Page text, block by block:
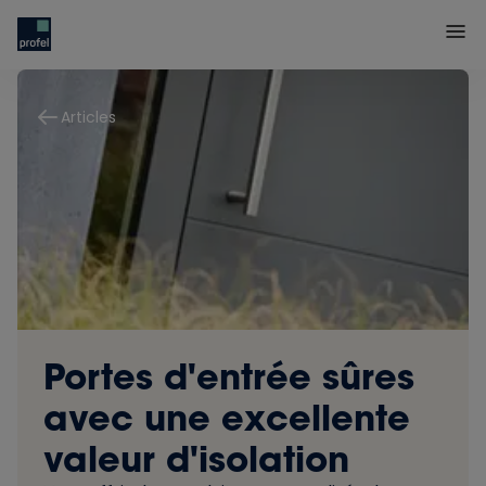
Articles
Portes d'entrée sûres
avec une excellente
valeur d'isolation